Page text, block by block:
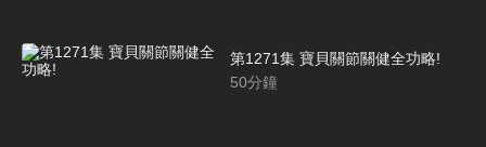
第1271集 寶貝關節關健全功略!
50分鐘